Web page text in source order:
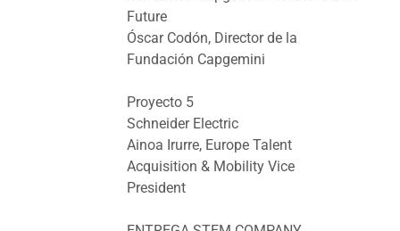
Future
Óscar Codón, Director de la
Fundación Capgemini
Proyecto 5
Schneider Electric
Ainoa Irurre, Europe Talent
Acquisition & Mobility Vice
President